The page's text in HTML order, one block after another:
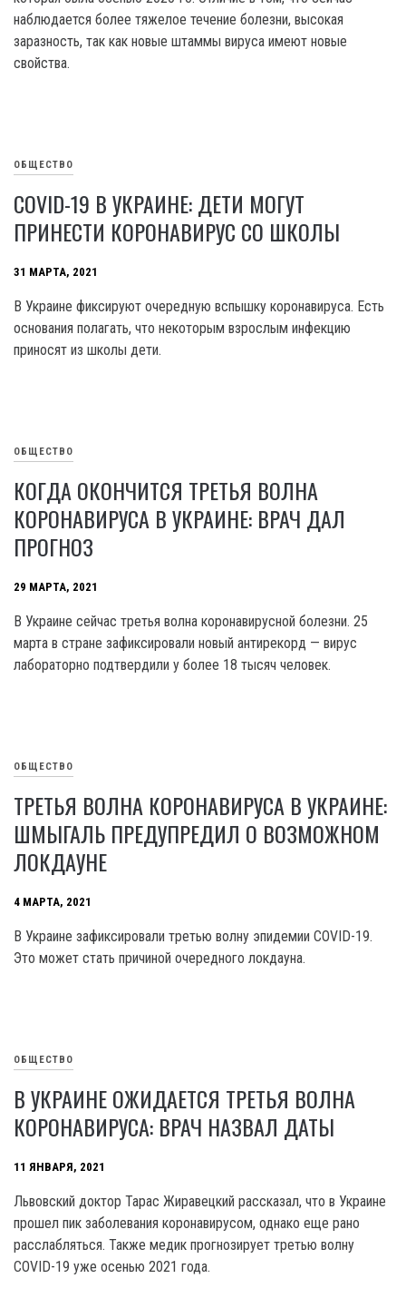
наблюдается более тяжелое течение болезни, высокая
заразность, так как новые штаммы вируса имеют новые
свойства.
ОБЩЕСТВО
COVID-19 В УКРАИНЕ: ДЕТИ МОГУТ
ПРИНЕСТИ КОРОНАВИРУС СО ШКОЛЫ
31 МАРТА, 2021
В Украине фиксируют очередную вспышку коронавируса. Есть
основания полагать, что некоторым взрослым инфекцию
приносят из школы дети.
ОБЩЕСТВО
КОГДА ОКОНЧИТСЯ ТРЕТЬЯ ВОЛНА
КОРОНАВИРУСА В УКРАИНЕ: ВРАЧ ДАЛ
ПРОГНОЗ
29 МАРТА, 2021
В Украине сейчас третья волна коронавирусной болезни. 25
марта в стране зафиксировали новый антирекорд — вирус
лабораторно подтвердили у более 18 тысяч человек.
ОБЩЕСТВО
ТРЕТЬЯ ВОЛНА КОРОНАВИРУСА В УКРАИНЕ:
ШМЫГАЛЬ ПРЕДУПРЕДИЛ О ВОЗМОЖНОМ
ЛОКДАУНЕ
4 МАРТА, 2021
В Украине зафиксировали третью волну эпидемии COVID-19.
Это может стать причиной очередного локдауна.
ОБЩЕСТВО
В УКРАИНЕ ОЖИДАЕТСЯ ТРЕТЬЯ ВОЛНА
КОРОНАВИРУСА: ВРАЧ НАЗВАЛ ДАТЫ
11 ЯНВАРЯ, 2021
Львовский доктор Тарас Жиравецкий рассказал, что в Украине
прошел пик заболевания коронавирусом, однако еще рано
расслабляться. Также медик прогнозирует третью волну
COVID-19 уже осенью 2021 года.